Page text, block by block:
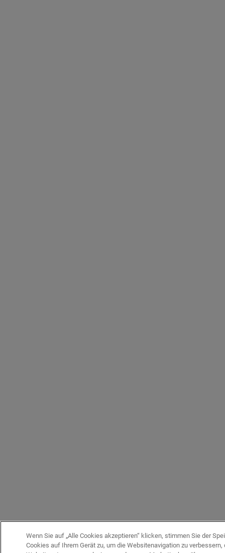
Wenn Sie auf „Alle Cookies akzeptieren“ klicken, stimmen Sie der
Cookies auf Ihrem Gerät zu, um die Websitenavigation zu verbessern,